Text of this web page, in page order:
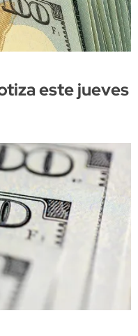
este jueves